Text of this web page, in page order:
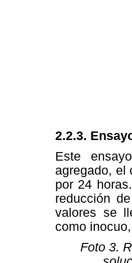
2.2.3.
Este
agregado, el
por 24
reducción
valores se
como
Foto 3.